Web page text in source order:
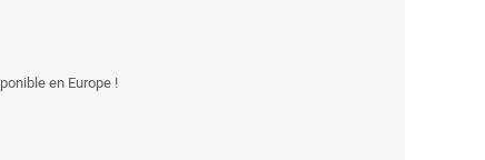
en Europe !